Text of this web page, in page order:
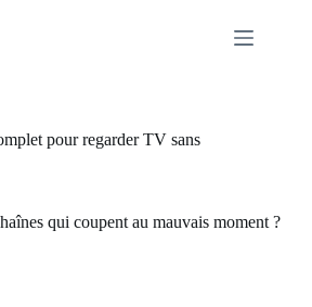
pour regarder TV sans
qui coupent au mauvais moment ?